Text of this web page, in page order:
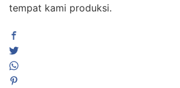
tempat kami produksi.